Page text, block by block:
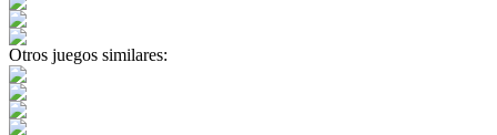
Otros juegos similares: